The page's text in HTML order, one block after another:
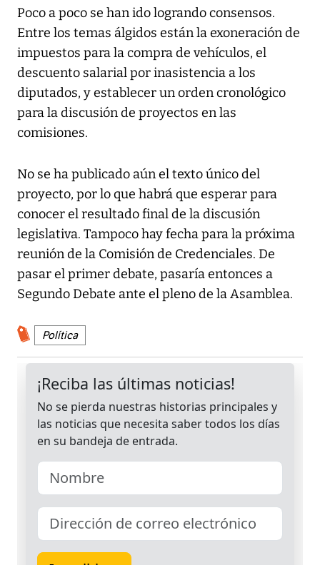
Poco a poco se han ido logrando consensos.
Entre los temas álgidos están la exoneración de
impuestos para la compra de vehículos, el
descuento salarial por inasistencia a los
diputados, y establecer un orden cronológico
para la discusión de proyectos en las
comisiones.
No se ha publicado aún el texto único del
proyecto, por lo que habrá que esperar para
conocer el resultado final de la discusión
legislativa. Tampoco hay fecha para la próxima
reunión de la Comisión de Credenciales. De
pasar el primer debate, pasaría entonces a
Segundo Debate ante el pleno de la Asamblea.
Política